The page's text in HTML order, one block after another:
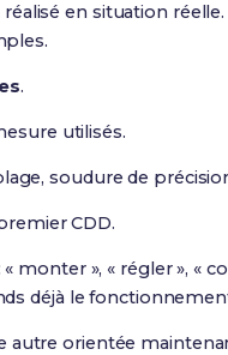
en situation
.
utilisés.
soudure de
CDD.
monter », « régler », «
déjà le fonctionnement
orientée